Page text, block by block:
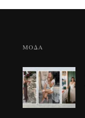
ΜΟΔΑ